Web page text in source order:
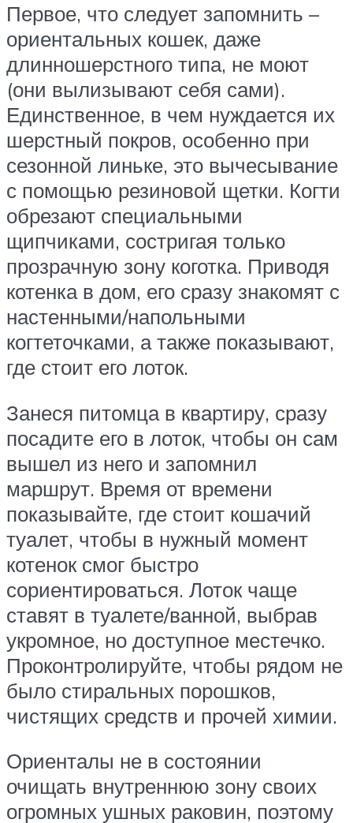
Первое, что следует запомнить –
ориентальных кошек, даже
длинношерстного типа, не моют
(они вылизывают себя сами).
Единственное, в чем нуждается их
шерстный покров, особенно при
сезонной линьке, это вычесывание
с помощью резиновой щетки. Когти
обрезают специальными
щипчиками, состригая только
прозрачную зону коготка. Приводя
котенка в дом, его сразу знакомят с
настенными/напольными
когтеточками, а также показывают,
где стоит его лоток.
Занеся питомца в квартиру, сразу
посадите его в лоток, чтобы он сам
вышел из него и запомнил
маршрут. Время от времени
показывайте, где стоит кошачий
туалет, чтобы в нужный момент
котенок смог быстро
сориентироваться. Лоток чаще
ставят в туалете/ванной, выбрав
укромное, но доступное местечко.
Проконтролируйте, чтобы рядом не
было стиральных порошков,
чистящих средств и прочей химии.
Ориенталы не в состоянии
очищать внутреннюю зону своих
огромных ушных раковин, поэтому